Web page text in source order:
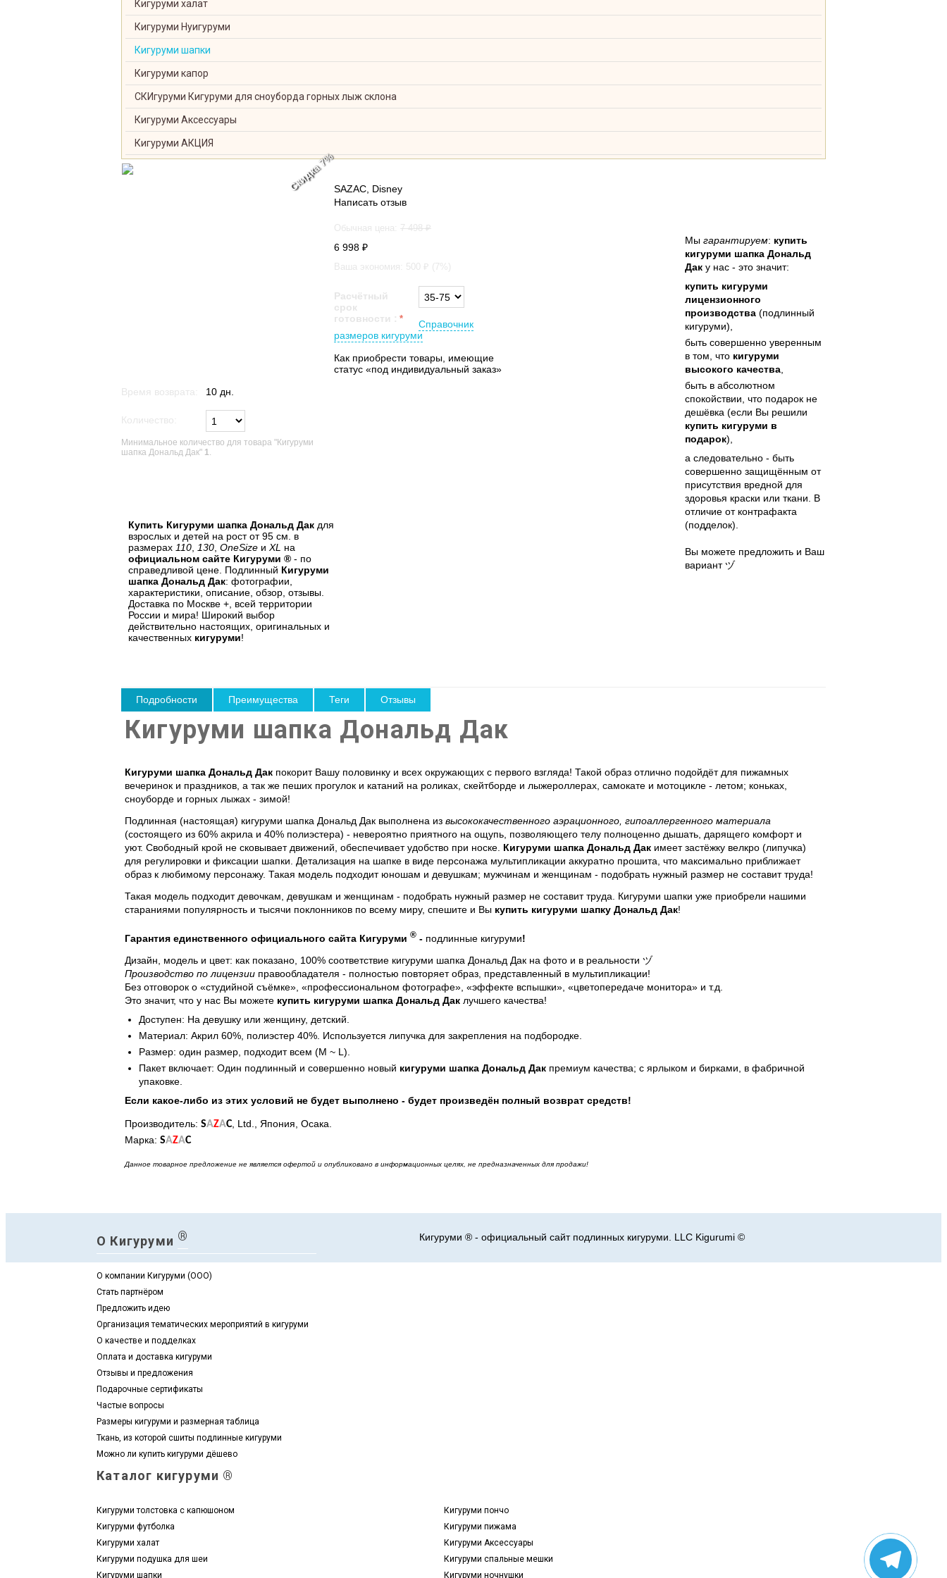
Кигуруми халат
Кигуруми Нуигуруми
Кигуруми шапки
Кигуруми капор
СКИгуруми Кигуруми для сноуборда горных лыж склона
Кигуруми Аксессуары
Кигуруми АКЦИЯ
Скидка 7%SAZAC Disney
Написать отзыв
Мы гарантируем: купить
кигуруми шапка Дональд
Дак у нас - это значит:
купить кигуруми
лицензионного
производства (подлинный
кигуруми),
быть совершенно уверенным
в том, что кигуруми
высокого качества
быть в абсолютном
спокойствии, что подарок не
дешёвка (если Вы решили
купить кигуруми в
подарок),
а следовательно - быть
совершенно защищённым от
присутствия вредной для
здоровья краски или ткани. В
отличие от контрафакта
(подделок).
Вы можете предложить и Ваш
вариант ヅ
Обычная цена: 7 498 ₽
6 998 ₽
Ваша экономия: 500 ₽ ( 7 %)
Расчётный
срок
готовности :
Справочник
размеров кигуруми
Как приобрести товары, имеющие
статус «под индивидуальный заказ»
Время возврата: 10 дн.
Количество:
Минимальное количество для товара "Кигуруми
шапка Дональд Дак" 1
Купить Кигуруми шапка Дональд Дак для
взрослых и детей на рост от 95 см. в
размерах 110 130 OneSize и XL на
официальном сайте Кигуруми ® - по
справедливой цене. Подлинный Кигуруми
шапка Дональд Дак: фотографии,
характеристики, описание, обзор, отзывы.
Доставка по Москве +, всей территории
России и мира! Широкий выбор
действительно настоящих, оригинальных и
качественных кигуруми!
Подробности Преимущества Теги Отзывы
Кигуруми шапка Дональд Дак
Кигуруми шапка Дональд Дак покорит Вашу половинку и всех окружающих с первого взгляда! Такой образ отлично подойдёт для пижамных
вечеринок и праздников, а так же пеших прогулок и катаний на роликах, скейтборде и лыжероллерах, самокате и мотоцикле - летом; коньках,
сноуборде и горных лыжах - зимой!
Подлинная (настоящая) кигуруми шапка Дональд Дак выполнена из высококачественного аэрационного, гипоаллергенного материала
(состоящего из 60% акрила и 40% полиэстера) - невероятно приятного на ощупь, позволяющего телу полноценно дышать, дарящего комфорт и
уют. Свободный крой не сковывает движений, обеспечивает удобство при носке. Кигуруми шапка Дональд Дак имеет застёжку велкро (липучка)
для регулировки и фиксации шапки. Детализация на шапке в виде персонажа мультипликации аккуратно прошита, что максимально приближает
образ к любимому персонажу. Такая модель подходит юношам и девушкам; мужчинам и женщинам - подобрать нужный размер не составит труда!
Такая модель подходит девочкам, девушкам и женщинам - подобрать нужный размер не составит труда. Кигуруми шапки уже приобрели нашими
стараниями популярность и тысячи поклонников по всему миру, спешите и Вы купить кигуруми шапку Дональд Дак!
Гарантия единственного официального сайта Кигуруми ® - подлинные кигуруми!
Дизайн, модель и цвет: как показано, 100% соответствие кигуруми шапка Дональд Дак на фото и в реальности ヅ
Производство по лицензии правообладателя - полностью повторяет образ, представленный в мультипликации!
Без отговорок о «студийной съёмке», «профессиональном фотографе», «эффекте вспышки», «цветопередаче монитора» и т.д.
Это значит, что у нас Вы можете купить кигуруми шапка Дональд Дак лучшего качества!
Доступен: На девушку или женщину, детский.
Материал: Акрил 60%, полиэстер 40%. Используется липучка для закрепления на подбородке.
Размер: один размер, подходит всем (M ~ L).
Пакет включает: Один подлинный и совершенно новый кигуруми шапка Дональд Дак премиум качества; с ярлыком и бирками, в фабричной
упаковке.
Если какое-либо из этих условий не будет выполнено - будет произведён полный возврат средств!
Производитель: SAZAC, Ltd., Япония, Осака.
Марка: SAZAC
Данное товарное предложение не является офертой и опубликовано в информационных целях, не предназначенных для продажи!
О Кигуруми ®
О компании Кигуруми (ООО)
Стать партнёром
Предложить идею
Организация тематических мероприятий в кигуруми
О качестве и подделках
Оплата и доставка кигуруми
Отзывы и предложения
Подарочные сертификаты
Частые вопросы
Размеры кигуруми и размерная таблица
Ткань, из которой сшиты подлинные кигуруми
Можно ли купить кигуруми дёшево
Каталог кигуруми ®
Кигуруми толстовка с капюшоном
Кигуруми пончо
Кигуруми футболка
Кигуруми пижама
Кигуруми халат
Кигуруми Аксессуары
Кигуруми подушка для шеи
Кигуруми спальные мешки
Кигуруми шапки
Кигуруми ночнушки
Кигуруми ® - официальный сайт подлинных кигуруми. LLC Kigurumi ©